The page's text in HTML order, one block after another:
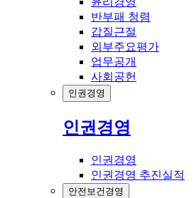
반부패 청렴
갑질근절
외부주요평가
업무공개
사회공헌
인권경영
인권경영
인권경영
인권경영 추진실적
안전보건경영